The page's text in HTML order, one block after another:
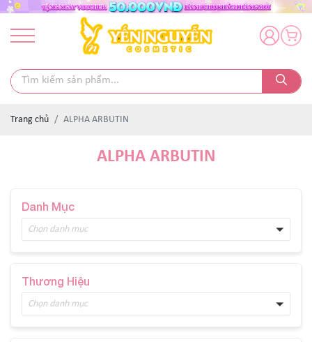
Trang chủ ALPHA ARBUTIN
ALPHA ARBUTIN
Danh Mục
Chọn danh mục
Thương Hiệu
Chọn danh mục